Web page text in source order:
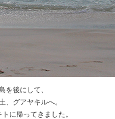
を後にして、
、グアヤキルへ。
に帰ってきました。